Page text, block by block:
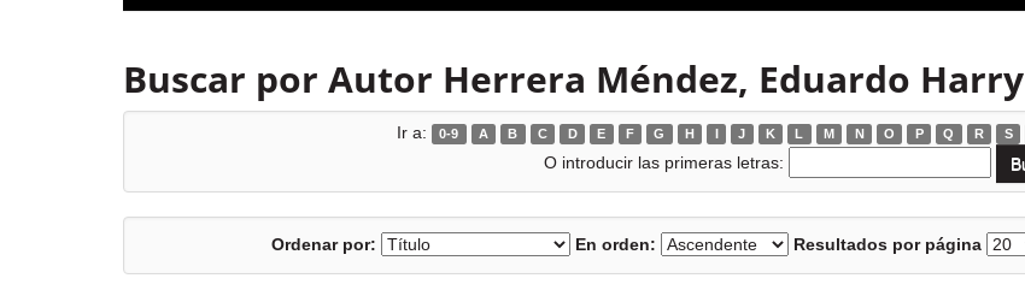
Buscar por Autor Herrera Méndez, Eduardo Harry
Ir a: 0-9 A B C D E F G H I J K L M N O P Q R S
O introducir las primeras letras:
Ordenar por: En orden: Resultados por página